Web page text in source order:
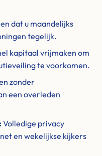
dat u maandelijks
tegelijk.
kapitaal vrijmaken om
te voorkomen.
zonder
een overleden
Volledige privacy
en wekelijkse kijkers